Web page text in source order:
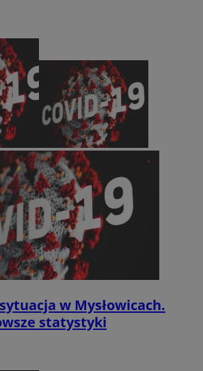
w Mysłowicach.
statystyki